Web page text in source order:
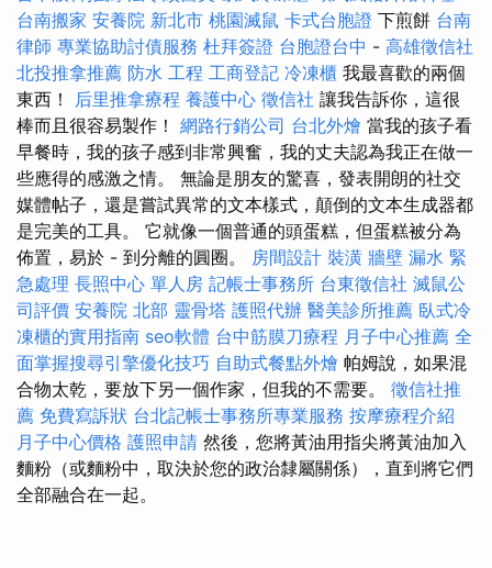
台南搬家 安養院 新北市 桃園滅鼠 卡式台胞證 下煎餅 台南
律師 專業協助討債服務 杜拜簽證 台胞證台中 - 高雄徵信社
北投推拿推薦 防水 工程 工商登記 冷凍櫃 我最喜歡的兩個
東西！ 后里推拿療程 養護中心 徵信社 讓我告訴你，這很
棒而且很容易製作！ 網路行銷公司 台北外燴 當我的孩子看
早餐時，我的孩子感到非常興奮，我的丈夫認為我正在做一
些應得的感激之情。 無論是朋友的驚喜，發表開朗的社交
媒體帖子，還是嘗試異常的文本樣式，顛倒的文本生成器都
是完美的工具。 它就像一個普通的頭蛋糕，但蛋糕被分為
佈置，易於 - 到分離的圓圈。 房間設計 裝潢 牆壁 漏水 緊
急處理 長照中心 單人房 記帳士事務所 台東徵信社 滅鼠公
司評價 安養院 北部 靈骨塔 護照代辦 醫美診所推薦 臥式冷
凍櫃的實用指南 seo軟體 台中筋膜刀療程 月子中心推薦 全
面掌握搜尋引擎優化技巧 自助式餐點外燴 帕姆說，如果混
合物太乾，要放下另一個作家，但我的不需要。 徵信社推
薦 免費寫訴狀 台北記帳士事務所專業服務 按摩療程介紹
月子中心價格 護照申請 然後，您將黃油用指尖將黃油加入
麵粉（或麵粉中，取決於您的政治隸屬關係），直到將它們
全部融合在一起。